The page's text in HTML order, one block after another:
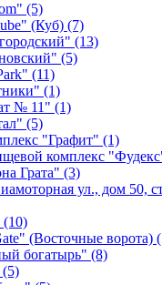
(5)
(Куб) (7)
(13)
(5)
(11)
(1)
№ 11" (1)
(5)
"Графит" (1)
комплекс
Грата" (3)
ул., дом 50,
(10)
(Восточные ворота)
богатырь" (8)
(5)